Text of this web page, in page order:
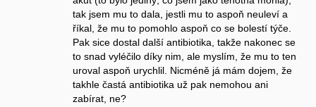
tak jsem mu to dala, jestli mu to aspoň neuleví a
říkal, že mu to pomohlo aspoň co se bolestí týče.
Pak sice dostal další antibiotika, takže nakonec se
to snad vyléčilo díky nim, ale myslím, že mu to ten
uroval aspoň urychlil. Nicméně já mám dojem, že
takhle častá antibiotika už pak nemohou ani
zabírat, ne?